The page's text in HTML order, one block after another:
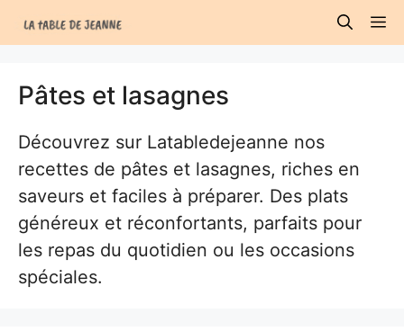
au
Pâtes et lasagnes
Découvrez sur Latabledejeanne nos
recettes de pâtes et lasagnes, riches en
saveurs et faciles à préparer. Des plats
généreux et réconfortants, parfaits pour
les repas du quotidien ou les occasions
spéciales.